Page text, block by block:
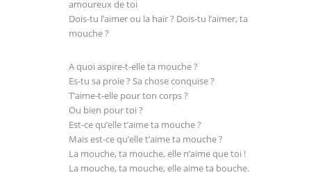
amoureux de toi
Dois-tu l’aimer ou la haïr ? Dois-tu l’aimer, ta
mouche ?
A quoi aspire-t-elle ta mouche ?
Es-tu sa proie ? Sa chose conquise ?
T’aime-t-elle pour ton corps ?
Ou bien pour toi ?
Est-ce qu’elle t’aime ta mouche ?
Mais est-ce qu’elle t’aime ta mouche ?
La mouche, ta mouche, elle n’aime que toi !
La mouche, ta mouche, elle aime ta bouche.